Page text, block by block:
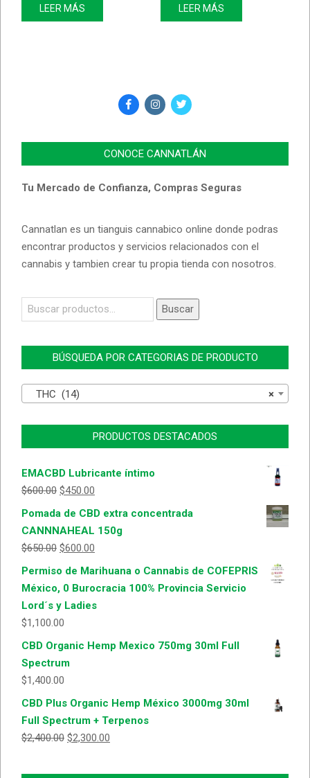
LEER MÁS LEER MÁS
CONOCE CANNATLÁN
Tu Mercado de Confianza, Compras Seguras
Cannatlan es un tianguis cannabico online donde podras
encontrar productos y servicios relacionados con el
cannabis y tambien crear tu propia tienda con nosotros.
Buscar
por:
Buscar
BÚSQUEDA POR CATEGORIAS DE PRODUCTO
×
THC (14)
PRODUCTOS DESTACADOS
EMACBD Lubricante íntimo
$600.00 $450.00
Pomada de CBD extra concentrada
CANNNAHEAL 150g
$650.00 $600.00
Permiso de Marihuana o Cannabis de COFEPRIS
México, 0 Burocracia 100% Provincia Servicio
Lord´s y Ladies
$1,100.00
CBD Organic Hemp Mexico 750mg 30ml Full
Spectrum
$1,400.00
CBD Plus Organic Hemp México 3000mg 30ml
Full Spectrum + Terpenos
$2,400.00 $2,300.00